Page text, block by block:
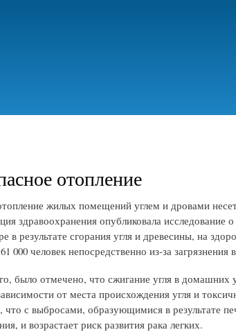
отопление
жилых помещений углем и дровами
здравоохранения опубликовала
в результате сгорания угля и древесины, на
000 человек непосредственно из-за загрязнения
было отмечено, что сжигание угля в домашних
от места происхождения угля и
что с выбросами, образующимися в результате
и возрастает риск развития рака легких.